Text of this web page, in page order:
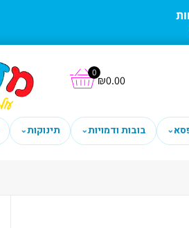
₪0.00
0
⌄ בובות ודמויות⌄ תינוקות⌄